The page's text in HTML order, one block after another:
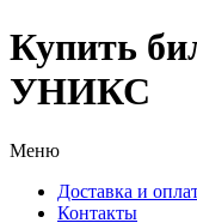
Купить
УНИКС
Меню
Доставка и
Контакты